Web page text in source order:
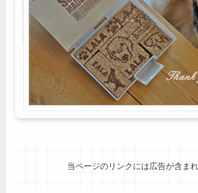
当ページのリンクには広告が含まれ